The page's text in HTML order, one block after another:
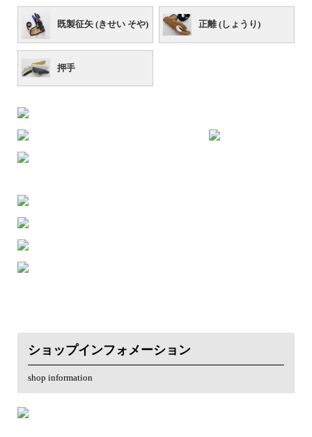
既製征矢 (きせい そや) 正離 (しょうり)
押手
ショップインフォメーション
shop information